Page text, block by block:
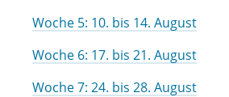
Woche 5: 10. bis 14. August
Woche 6: 17. bis 21. August
Woche 7: 24. bis 28. August